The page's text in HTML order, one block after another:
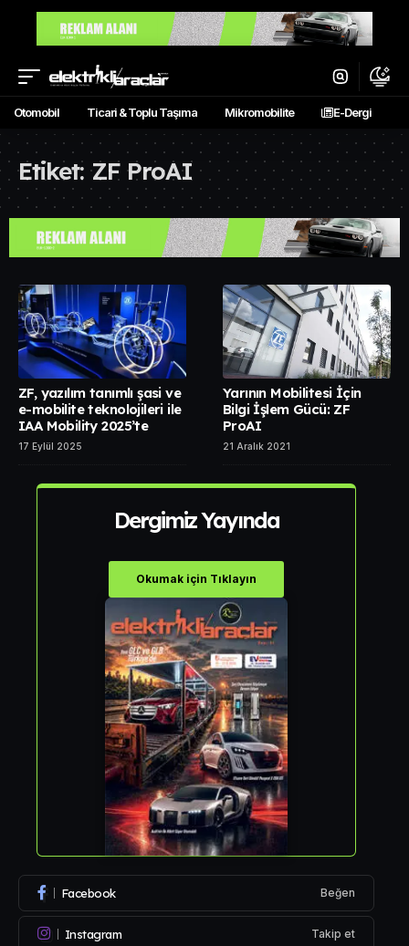
Otomobil Ticari & Toplu Taşıma Mikromobilite E-Dergi
Etiket:ZF ProAI
ZF, yazılım tanımlı şasi ve
e-mobilite teknolojileri ile
IAA Mobility 2025’te
17 Eylül 2025
Yarının Mobilitesi İçin
Bilgi İşlem Gücü: ZF
ProAI
21 Aralık 2021
Dergimiz Yayında
Okumak için Tıklayın
Facebook Beğen
Instagram Takip et